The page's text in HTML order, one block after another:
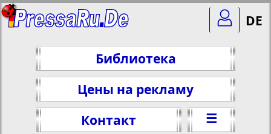
Библиотека
Цены на рекламу
Контакт
☰
DE